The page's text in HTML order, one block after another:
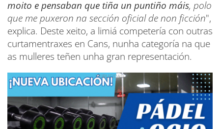
moito e pensaban que tiña un puntiño máis, polo
que me puxeron na sección oficial de non ficción",
explica. Deste xeito, a limiá competería con outras
curtamentraxes en Cans, nunha categoría na que
as mulleres teñen unha gran representación.